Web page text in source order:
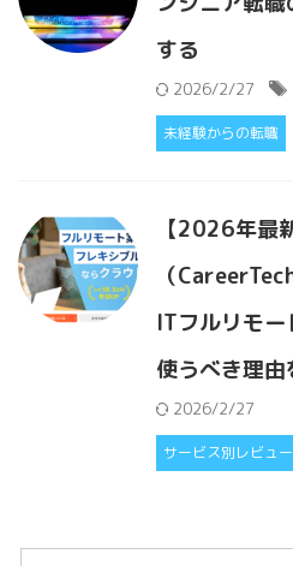
する
2026/2/27
未経験からの転職
【2026年最
（
ITフルリモ
使うべき理由
2026/2/27
サービス別レビュー